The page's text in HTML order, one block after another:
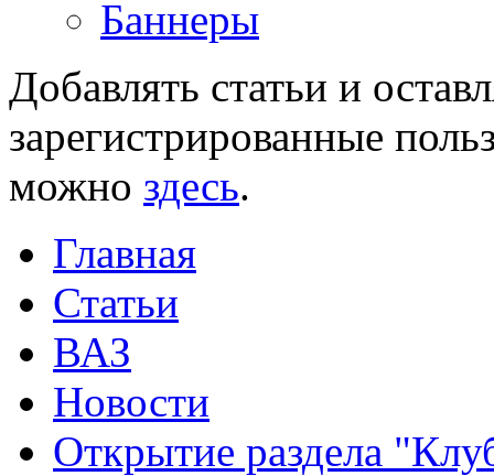
Баннеры
Добавлять статьи и
зарегистрированные
можно здесь.
Главная
Статьи
ВАЗ
Новости
Открытие раздела